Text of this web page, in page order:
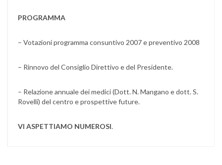
PROGRAMMA
– Votazioni programma consuntivo 2007 e preventivo 2008
– Rinnovo del Consiglio Direttivo e del Presidente.
– Relazione annuale dei medici (Dott. N. Mangano e dott. S.
Rovelli) del centro e prospettive future.
VI ASPETTIAMO NUMEROSI.